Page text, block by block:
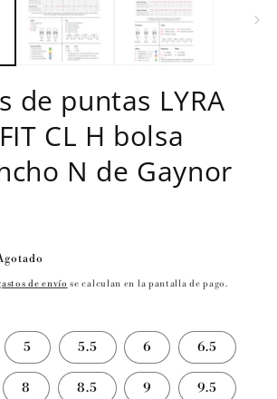
de puntas LYRA
CL H bolsa
N de Gaynor
de envío se calculan en la pantalla de pago.
5 5.5 6 6.5
8 8.5 9 9.5